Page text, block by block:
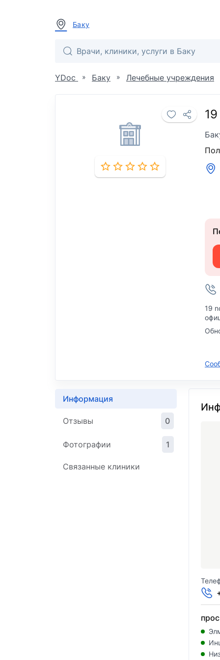
Баку
YDoc » Баку » Лечебные учреждения
19
Информация
Отзывы 0
Фотографии 1
Связанные клиники